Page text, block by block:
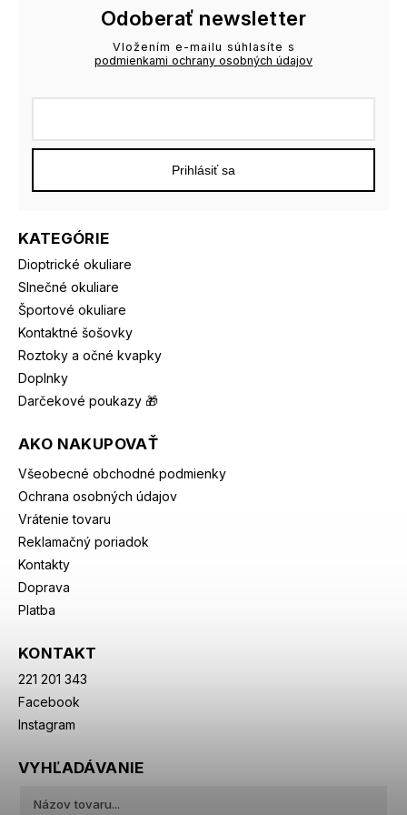
KATEGÓRIE
Dioptrické okuliare
Slnečné okuliare
Športové okuliare
Kontaktné šošovky
Roztoky a očné kvapky
Doplnky
Darčekové poukazy 🎁
AKO NAKUPOVAŤ
Všeobecné obchodné podmienky
Ochrana osobných údajov
Vrátenie tovaru
Reklamačný poriadok
Kontakty
Doprava
Platba
KONTAKT
221 201 343
Facebook
Instagram
Odoberať newsletter
Vložením e-mailu súhlasíte s
podmienkami ochrany osobných údajov
Prihlásiť sa
VYHĽADÁVANIE